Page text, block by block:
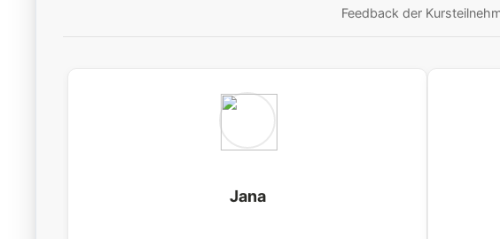
Feedback der
Jana